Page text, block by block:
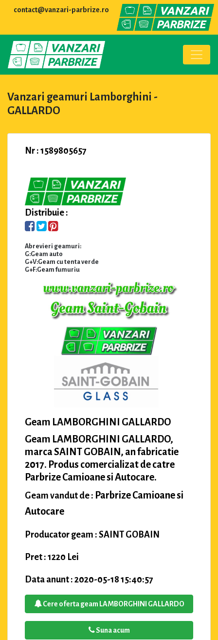
contact@vanzari-parbrize.ro
Vanzari geamuri Lamborghini -
GALLARDO
Nr : 1589805657
Distribuie :
Abrevieri geamuri:
G:Geam auto
G+V:Geam cu tenta verde
G+F:Geam fumuriu
Geam LAMBORGHINI GALLARDO
Geam LAMBORGHINI GALLARDO,
marca SAINT GOBAIN, an fabricatie
2017. Produs comercializat de catre
Parbrize Camioane si Autocare.
Geam vandut de : Parbrize Camioane si
Autocare
Producator geam : SAINT GOBAIN
Pret : 1220 Lei
Data anunt : 2020-05-18 15:40:57
Cere oferta geam LAMBORGHINI GALLARDO
Suna acum